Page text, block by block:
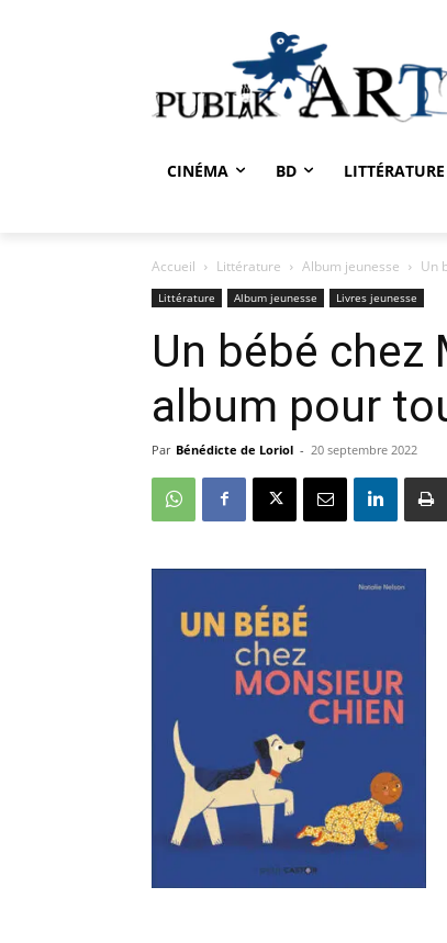
CINÉMA BD LITTÉRATURE
Accueil Littérature Album jeunesse Un
Littérature Album jeunesse Livres jeunesse
Un bébé chez
album pour
Par Bénédicte de Loriol - 20 septembre 2022